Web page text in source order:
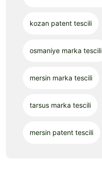
kozan patent tescili
osmaniye marka tescili
mersin marka tescili
tarsus marka tescili
mersin patent tescili